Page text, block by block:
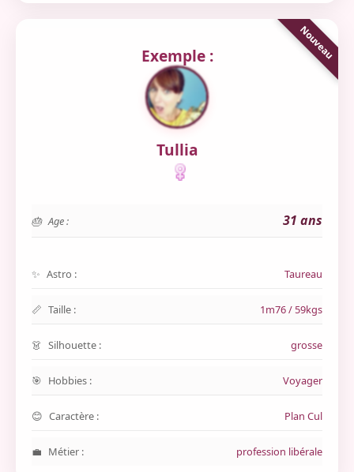
Exemple :
Tullia
Age : 31 ans
Astro : Taureau
Taille : 1m76 / 59kgs
Silhouette : grosse
Hobbies : Voyager
Caractère : Plan Cul
Métier : profession libérale